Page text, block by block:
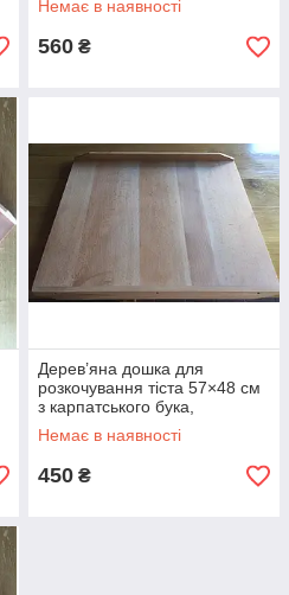
Україна
Немає в наявності
560 ₴
Дерев’яна дошка для
розкочування тіста 57×48 см
з карпатського бука,
пекарська дошка з
бортиками, Україна
Немає в наявності
450 ₴